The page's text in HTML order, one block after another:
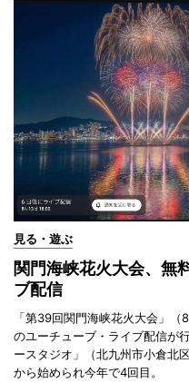
見る・遊ぶ
関門海峡花火大会、無
ブ配信
「第39回関門海峡花火大会」
のユーチューブ・ライブ配信が
ースタジオ」（北九州市小倉北
から始められ今年で4回目。